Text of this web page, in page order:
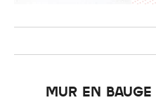
MUR EN BAUGE